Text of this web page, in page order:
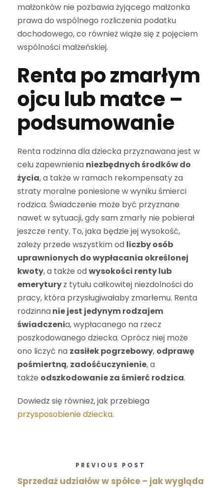
małżonków nie pozbawia żyjącego małżonka
prawa do wspólnego rozliczenia podatku
dochodowego, co również wiąże się z pojęciem
wspólności małżeńskiej.
Renta po zmarłym
ojcu lub matce –
podsumowanie
Renta rodzinna dla dziecka przyznawana jest w
celu zapewnienia niezbędnych środków do
życia, a także w ramach rekompensaty za
straty moralne poniesione w wyniku śmierci
rodzica. Świadczenie może być przyznane
nawet w sytuacji, gdy sam zmarły nie pobierał
jeszcze renty. To, jaka będzie jej wysokość,
zależy przede wszystkim od liczby osób
uprawnionych do wypłacania określonej
kwoty, a także odwysokości renty lub
emeryturyz tytułu całkowitej niezdolności do
pracy, która przysługiwałaby zmarłemu. Renta
rodzinnanie jest jedynym rodzajem
świadczenia, wypłacanego na rzecz
poszkodowanego dziecka. Oprócz niej może
ono liczyć na zasiłek pogrzebowy, odprawę
pośmiertną, zadośćuczynienie, a
także odszkodowanie za śmierć rodzica.
Dowiedz się również, jak przebiega
przysposobienie dziecka.
PREVIOUS POST
Sprzedaż udziałów w spółce – jak wygląda